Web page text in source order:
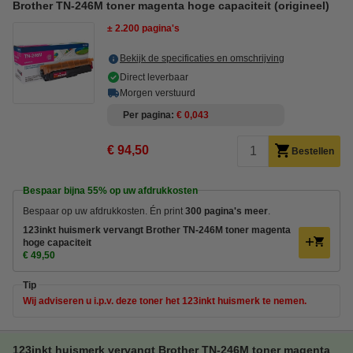
Brother TN-246M toner magenta hoge capaciteit (origineel)
± 2.200 pagina's
Bekijk de specificaties en omschrijving
Direct leverbaar
Morgen verstuurd
Per pagina € 0,043
€ 94,50 Bestellen
Bespaar bijna 55% op uw afdrukkosten
Bespaar op uw afdrukkosten. Én print 300 pagina's meer
123inkt huismerk vervangt Brother TN-246M toner magenta
hoge capaciteit
€ 49,50
Tip
Wij adviseren u i.p.v. deze toner het 123inkt huismerk te nemen.
123inkt huismerk vervangt Brother TN-246M toner magenta